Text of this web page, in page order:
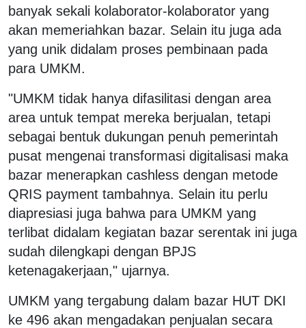
banyak sekali kolaborator-kolaborator yang
akan memeriahkan bazar. Selain itu juga ada
yang unik didalam proses pembinaan pada
para UMKM.
"UMKM tidak hanya difasilitasi dengan area
area untuk tempat mereka berjualan, tetapi
sebagai bentuk dukungan penuh pemerintah
pusat mengenai transformasi digitalisasi maka
bazar menerapkan cashless dengan metode
QRIS payment tambahnya. Selain itu perlu
diapresiasi juga bahwa para UMKM yang
terlibat didalam kegiatan bazar serentak ini juga
sudah dilengkapi dengan BPJS
ketenagakerjaan," ujarnya.
UMKM yang tergabung dalam bazar HUT DKI
ke 496 akan mengadakan penjualan secara